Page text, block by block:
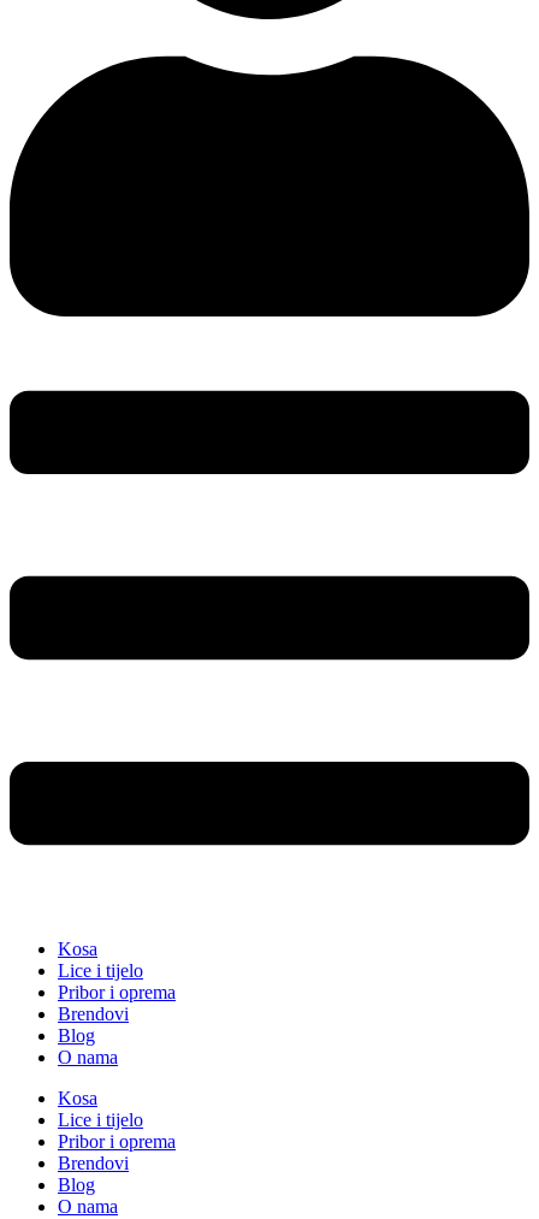
Kosa
Lice i tijelo
Pribor i oprema
Brendovi
Blog
O nama
Kosa
Lice i tijelo
Pribor i oprema
Brendovi
Blog
O nama